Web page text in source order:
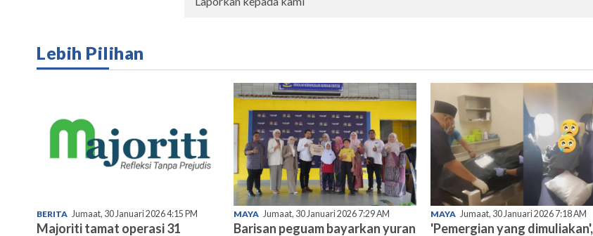
Lebih Pilihan
BERITA Jumaat, 30 Januari 2026 4:15 PM
Majoriti tamat operasi 31
MAYA Jumaat, 30 Januari 2026 7:29 AM
Barisan peguam bayarkan yuran
MAYA Jumaat, 30 Januari 2026 7:18 AM
'Pemergian yang dimuliakan',